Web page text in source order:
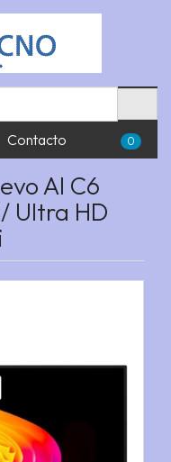
Contacto 0
AI C6
Ultra HD